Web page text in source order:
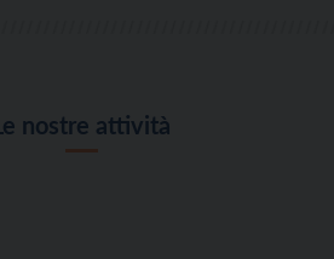
nostre attività